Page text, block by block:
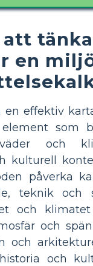
en
en effektiv
som
och
kulturell
påverka
teknik och
och
och
och
och